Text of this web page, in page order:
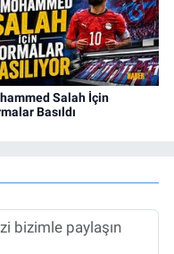
Salah İçin
Basıldı